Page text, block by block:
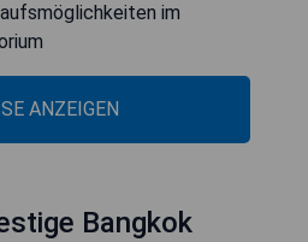
im
ANZEIGEN
Bangkok